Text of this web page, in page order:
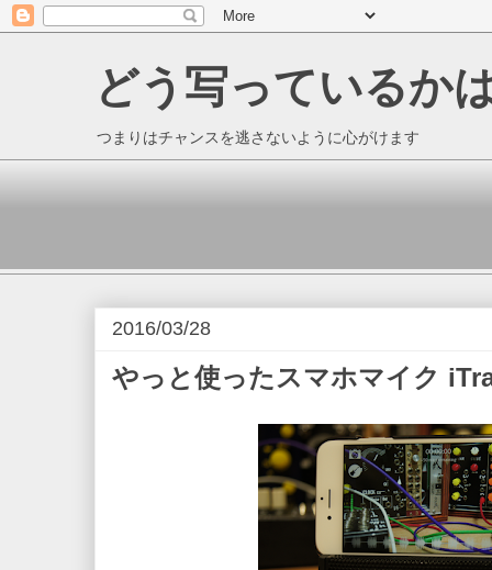
どう写っているか
つまりはチャンスを逃さないように心がけます
2016/03/28
やっと使ったスマホマイク